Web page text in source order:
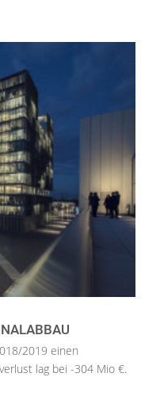
2019 einen
lag bei -304 Mio €.